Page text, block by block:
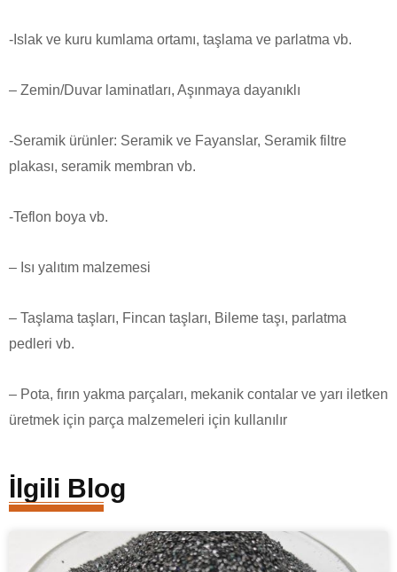
-Islak ve kuru kumlama ortamı, taşlama ve parlatma vb.
– Zemin/Duvar laminatları, Aşınmaya dayanıklı
-Seramik ürünler: Seramik ve Fayanslar, Seramik filtre
plakası, seramik membran vb.
-Teflon boya vb.
– Isı yalıtım malzemesi
– Taşlama taşları, Fincan taşları, Bileme taşı, parlatma
pedleri vb.
– Pota, fırın yakma parçaları, mekanik contalar ve yarı iletken
üretmek için parça malzemeleri için kullanılır
İlgili Blog